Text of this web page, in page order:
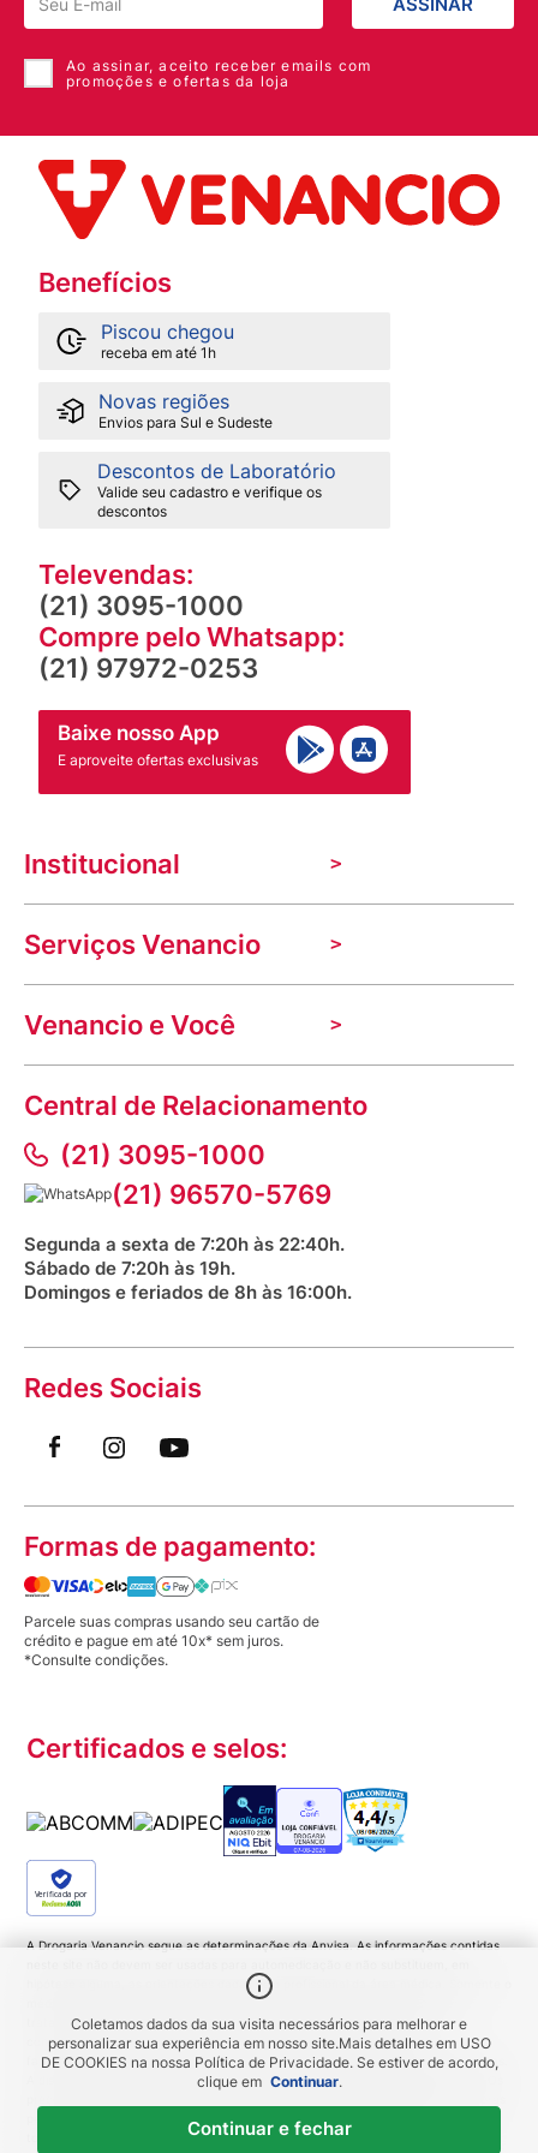
Coletamos dados da sua visita necessários para melhorar e
personalizar sua experiência em nosso site.Mais detalhes em USO
DE COOKIES na nossa Política de Privacidade. Se estiver de acordo,
clique em Continuar.
Continuar e fechar
ASSINAR
Ao assinar, aceito receber emails com
promoções e ofertas da loja
Benefícios
Piscou chegou
receba em até 1h
Novas regiões
Envios para Sul e Sudeste
Descontos de Laboratório
Valide seu cadastro e verifique os
descontos
Televendas:
(21) 3095-1000
Compre pelo Whatsapp:
(21) 97972-0253
Baixe nosso App
E aproveite ofertas exclusivas
Institucional
A Venancio
Trabalhe Conosco
Nossas lojas
Indique seu imóvel
Aniversário Venancio 2025
Serviços Venancio
Troca e devolução
Mecânica de promoções
Dúvidas frequentes
Prazos e entregas
Bioimpedância Gratuita
Venancio e Você
VClube - Programa de fidelidade
Fale com o farmacêutico
Fale conosco
Saúde na praça
Central de Relacionamento
(21) 3095-1000
(21) 96570-5769
Segunda a sexta de 7:20h às 22:40h.
Sábado de 7:20h às 19h.
Domingos e feriados de 8h às 16:00h.
Redes Sociais
Formas de pagamento:
Parcele suas compras usando seu cartão de
crédito e pague em até 10x* sem juros.
*Consulte condições.
Certificados e selos:
Verificada por
A Drogaria Venancio segue as determinações da Anvisa. As informações contidas
hipótese alguma, as orientações dadas pelo profissional da área médica. Somente o
médico está apto a diagnosticar qualquer problema de saúde e prescrever o
tratamento adequado. Ao persistirem os sintomas um médico deverá ser
consultado. Medicamentos podem trazer riscos. Procure o médico e o
farmacêutico. Leia a bula. Todas as imagens deste site são meramente ilustrativas.
A disponibilidade de produtos variam de acordo com a quantidade em estoque. Os
pela Loja Virtual. Promoções do tipo 'Leve 3 pague 2', 'Leve 2 pague 1', coloque
todas as unidades no carrinho de compras e o desconto será gerado